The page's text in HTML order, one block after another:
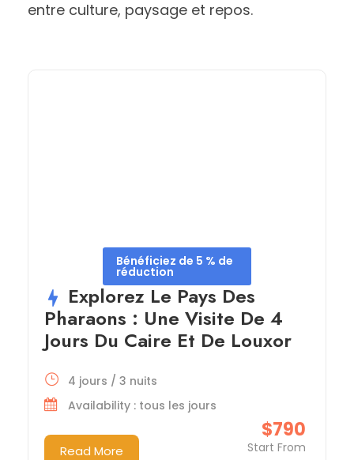
entre culture, paysage et repos.
Bénéficiez de 5 % de
réduction
Explorez Le Pays Des
Pharaons : Une Visite De 4
Jours Du Caire Et De Louxor
$790
Start From
4 jours / 3 nuits
Availability : tous les jours
Read More